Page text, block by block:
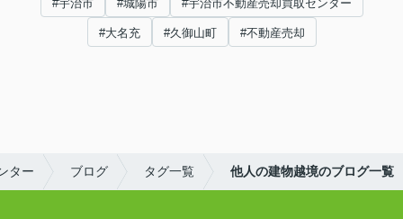
#宇治市 #城陽市 #宇治市不動産売却買取センター
#大名充 #久御山町 #不動産売却
ター ブログ タグ一覧 他人の建物越境のブログ一覧